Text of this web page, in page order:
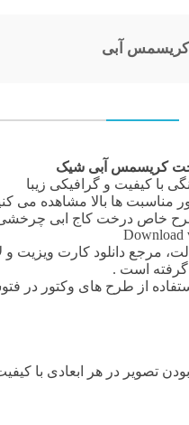
کریسمس آبی
کریسمس آبی شیک
با کیفیت و گرافیکی زیبا
مناسبت ها بالا مشاهده می
خاص درخت کاج ابی
Download
مرجع دانلود کارت ویزیت و
گرفته است .
تصویر در هر ابعادی با